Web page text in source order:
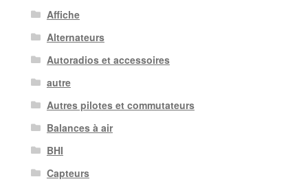
Affiche
Alternateurs
Autoradios et accessoires
autre
Autres pilotes et commutateurs
Balances à air
BHI
Capteurs